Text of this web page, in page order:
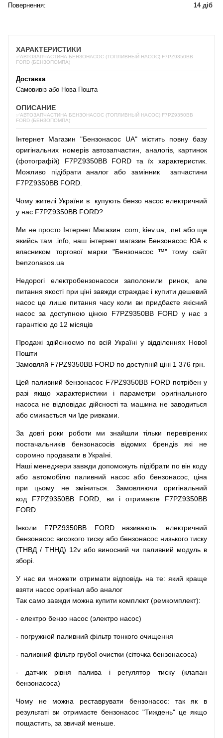
Повернення:
14 діб
ХАРАКТЕРИСТИКИ
✅АВТОЗАПЧАСТИНА БЕНЗОНАСОС (ТОПЛИВНЫЙ НАСОС) F7PZ9350BB
FORD (БЕНЗОПОМПА)
Доставка
Самовивіз або Нова Пошта
ОПИСАНИЕ
✅АВТОЗАПЧАСТИНА БЕНЗОНАСОС (ТОПЛИВНЫЙ НАСОС) F7PZ9350BB
FORD (БЕНЗОПОМПА)
Інтернет Магазин "Бензонасос UA" містить повну базу
оригінальних номерів автозапчастин аналогів,
картинок
(фотографій) F7PZ9350BB FORD та їх характеристик.
Можливо
підібрати аналог або замінникзапчастини
F7PZ9350BB FORD.
Чому жителі України в купують бензо насос електричний
у нас F7PZ9350BB FORD?
Ми не просто Інтернет Магазин .com kiev.ua .net або ще
якийсь там .info, наш інтернет магазин Бензонасос ЮА є
власником
торгової марки "Бензонасос ™" тому
сайт
benzonasos.ua
Недорогі електробензонасоси заполонили ринок,
але
питання якості при ціні завжди страждає і купити дешевий
насос це лише питання часу коли ви придбаєте якісний
насос за доступною ціною F7PZ9350BB FORD у нас з
гарантією до 12 місяців
Продажі здійснюємо по всій Україні у відділеннях Нової
Пошти
Замовляй F7PZ9350BB FORD по доступній ціні 1 376 грн.
Цей паливний бензонасос F7PZ9350BB FORD потрібен у
разі
якщо характеристики і параметри
оригінального
насоса не відповідає дійсності та машина не заводиться
або смикається чи їде ривками
За довгі роки роботи ми знайшли тільки
перевірених
постачальників
бензонасосів відомих брендів які
не
соромно продавати в Україні.
Наші менеджери завжди допоможуть підібрати по він коду
або автомобілю паливний насос або бензонасос,
ціна
при
цьому не зміниться Замовляючи
оригінальний
код F7PZ9350BB FORD, ви і отримаєте F7PZ9350BB
FORD.
Інколи F7PZ9350BB FORD називають:
електричний
бензонасос високого тиску або бензонасос низького тиску
(ТНВД / ТННД) 12v або виносний чи паливний модуль в
зборі
У нас ви множети отримати відповідь на те: який краще
взяти насос оригінал або аналог
Так само завжди можна купити комплект (ремкомплект):
- електро бензо насос (электро насос)
- погружной паливний фільтр тонкого очищення
- паливний фільтр грубої очистки (сіточка бензонасоса)
- датчик рівня палива і регулятор тиску (клапан
бензонасоса)
Чому не можна реставрувати бензонасос: так як
в
результаті ви отримаєте бензонасос "Тиждень" це якщо
пощастить, за звичай меньше.